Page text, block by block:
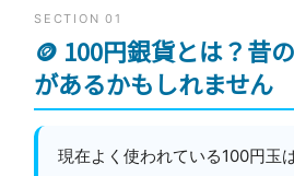
SECTION 01
🪙 100円銀貨とは？昔
があるかもしれません
現在よく使われている100円玉